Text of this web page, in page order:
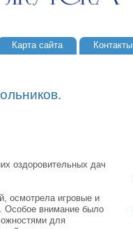
Карта сайта Контакты
оздоровительных дач
осмотрела игровые и
Особое внимание было
для